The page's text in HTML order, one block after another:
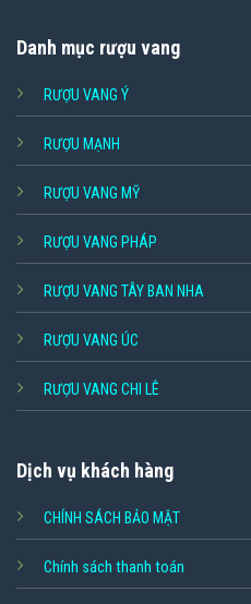
Danh mục rượu vang
RƯỢU VANG Ý
RƯỢU MẠNH
RƯỢU VANG MỸ
RƯỢU VANG PHÁP
RƯỢU VANG TÂY BAN NHA
RƯỢU VANG ÚC
RƯỢU VANG CHI LÊ
Dịch vụ khách hàng
CHÍNH SÁCH BẢO MẬT
Chính sách thanh toán